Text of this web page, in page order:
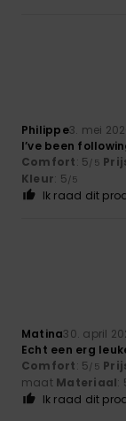
Philippe3. mei
I’ve been
Comfort: 5/5
Kleur: 5/5
Ik raad dit
Matina30. april
Echt een erg
Comfort: 5/5
maat Materiaal:
Ik raad dit